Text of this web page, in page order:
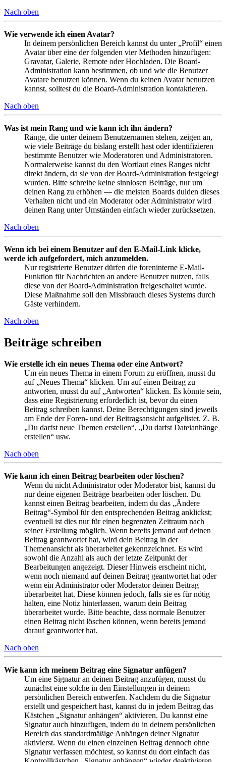
Nach oben
Wie verwende ich einen Avatar?
In deinem persönlichen Bereich kannst du unter „Profil“ einen
Avatar über eine der folgenden vier Methoden hinzufügen:
Gravatar, Galerie, Remote oder Hochladen. Die Board-
Administration kann bestimmen, ob und wie die Benutzer
Avatare benutzen können. Wenn du keinen Avatar benutzen
kannst, solltest du die Board-Administration kontaktieren.
Nach oben
Was ist mein Rang und wie kann ich ihn ändern?
Ränge, die unter deinem Benutzernamen stehen, zeigen an,
wie viele Beiträge du bislang erstellt hast oder identifizieren
bestimmte Benutzer wie Moderatoren und Administratoren.
Normalerweise kannst du den Wortlaut eines Ranges nicht
direkt ändern, da sie von der Board-Administration festgelegt
wurden. Bitte schreibe keine sinnlosen Beiträge, nur um
deinen Rang zu erhöhen — die meisten Boards dulden dieses
Verhalten nicht und ein Moderator oder Administrator wird
deinen Rang unter Umständen einfach wieder zurücksetzen.
Nach oben
Wenn ich bei einem Benutzer auf den E-Mail-Link klicke,
werde ich aufgefordert, mich anzumelden.
Nur registrierte Benutzer dürfen die foreninterne E-Mail-
Funktion für Nachrichten an andere Benutzer nutzen, falls
diese von der Board-Administration freigeschaltet wurde.
Diese Maßnahme soll den Missbrauch dieses Systems durch
Gäste verhindern.
Nach oben
Beiträge schreiben
Wie erstelle ich ein neues Thema oder eine Antwort?
Um ein neues Thema in einem Forum zu eröffnen, musst du
auf „Neues Thema“ klicken. Um auf einen Beitrag zu
antworten, musst du auf „Antworten“ klicken. Es könnte sein,
dass eine Registrierung erforderlich ist, bevor du einen
Beitrag schreiben kannst. Deine Berechtigungen sind jeweils
am Ende der Foren- und der Beitragsansicht aufgelistet. Z. B.
„Du darfst neue Themen erstellen“, „Du darfst Dateianhänge
erstellen“ usw.
Nach oben
Wie kann ich einen Beitrag bearbeiten oder löschen?
Wenn du nicht Administrator oder Moderator bist, kannst du
nur deine eigenen Beiträge bearbeiten oder löschen. Du
kannst einen Beitrag bearbeiten, indem du das „Ändere
Beitrag“-Symbol für den entsprechenden Beitrag anklickst;
eventuell ist dies nur für einen begrenzten Zeitraum nach
seiner Erstellung möglich. Wenn bereits jemand auf deinen
Beitrag geantwortet hat, wird dein Beitrag in der
Themenansicht als überarbeitet gekennzeichnet. Es wird
sowohl die Anzahl als auch der letzte Zeitpunkt der
Bearbeitungen angezeigt. Dieser Hinweis erscheint nicht,
wenn noch niemand auf deinen Beitrag geantwortet hat oder
wenn ein Administrator oder Moderator deinen Beitrag
überarbeitet hat. Diese können jedoch, falls sie es für nötig
halten, eine Notiz hinterlassen, warum dein Beitrag
überarbeitet wurde. Bitte beachte, dass normale Benutzer
einen Beitrag nicht löschen können, wenn bereits jemand
darauf geantwortet hat.
Nach oben
Wie kann ich meinem Beitrag eine Signatur anfügen?
Um eine Signatur an deinen Beitrag anzufügen, musst du
zunächst eine solche in den Einstellungen in deinem
persönlichen Bereich entwerfen. Nachdem du die Signatur
erstellt und gespeichert hast, kannst du in jedem Beitrag das
Kästchen „Signatur anhängen“ aktivieren. Du kannst eine
Signatur auch hinzufügen, indem du in deinem persönlichen
Bereich das standardmäßige Anhängen deiner Signatur
aktivierst. Wenn du einen einzelnen Beitrag dennoch ohne
Signatur verfassen möchtest, so kannst du dort einfach das